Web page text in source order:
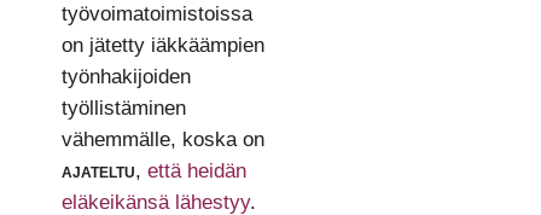
työvoimatoimistoissa
on jätetty iäkkäämpien
työnhakijoiden
työllistäminen
vähemmälle, koska on
ajateltu, että heidän
eläkeikänsä lähestyy.